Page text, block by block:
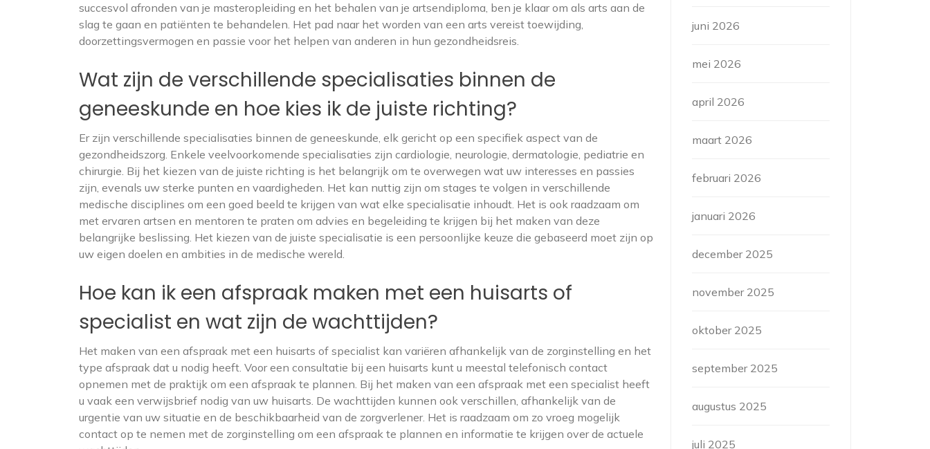
succesvol afronden van je masteropleiding en het behalen van je artsendiploma, ben je klaar om als arts aan de
slag te gaan en patiënten te behandelen. Het pad naar het worden van een arts vereist toewijding,
doorzettingsvermogen en passie voor het helpen van anderen in hun gezondheidsreis.
Wat zijn de verschillende specialisaties binnen de
geneeskunde en hoe kies ik de juiste richting?
Er zijn verschillende specialisaties binnen de geneeskunde, elk gericht op een specifiek aspect van de
gezondheidszorg. Enkele veelvoorkomende specialisaties zijn cardiologie, neurologie, dermatologie, pediatrie en
chirurgie. Bij het kiezen van de juiste richting is het belangrijk om te overwegen wat uw interesses en passies
zijn, evenals uw sterke punten en vaardigheden. Het kan nuttig zijn om stages te volgen in verschillende
medische disciplines om een goed beeld te krijgen van wat elke specialisatie inhoudt. Het is ook raadzaam om
met ervaren artsen en mentoren te praten om advies en begeleiding te krijgen bij het maken van deze
belangrijke beslissing. Het kiezen van de juiste specialisatie is een persoonlijke keuze die gebaseerd moet zijn op
uw eigen doelen en ambities in de medische wereld.
Hoe kan ik een afspraak maken met een huisarts of
specialist en wat zijn de wachttijden?
Het maken van een afspraak met een huisarts of specialist kan variëren afhankelijk van de zorginstelling en het
type afspraak dat u nodig heeft. Voor een consultatie bij een huisarts kunt u meestal telefonisch contact
opnemen met de praktijk om een afspraak te plannen. Bij het maken van een afspraak met een specialist heeft
u vaak een verwijsbrief nodig van uw huisarts. De wachttijden kunnen ook verschillen, afhankelijk van de
urgentie van uw situatie en de beschikbaarheid van de zorgverlener. Het is raadzaam om zo vroeg mogelijk
contact op te nemen met de zorginstelling om een afspraak te plannen en informatie te krijgen over de actuele
juni 2026
mei 2026
april 2026
maart 2026
februari 2026
januari 2026
december 2025
november 2025
oktober 2025
september 2025
augustus 2025
juli 2025